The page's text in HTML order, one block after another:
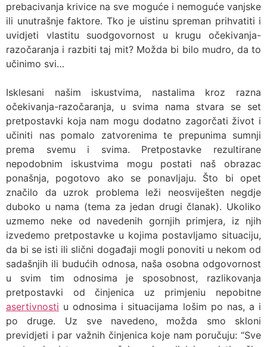
prebacivanja krivice na sve moguće i nemoguće vanjske
ili unutrašnje faktore. Tko je uistinu spreman prihvatiti i
uvidjeti vlastitu suodgovornost u krugu očekivanja-
razočaranja i razbiti taj mit? Možda bi bilo mudro, da to
učinimo svi…
Isklesani našim iskustvima, nastalima kroz razna
očekivanja-razočaranja, u svima nama stvara se set
pretpostavki koja nam mogu dodatno zagorčati život i
učiniti nas pomalo zatvorenima te prepunima sumnji
prema svemu i svima. Pretpostavke rezultirane
nepodobnim iskustvima mogu postati naš obrazac
ponašnja, pogotovo ako se ponavljaju. Što bi opet
značilo da uzrok problema leži neosviješten negdje
duboko u nama (tema za jedan drugi članak). Ukoliko
uzmemo neke od navedenih gornjih primjera, iz njih
izvedemo pretpostavke u kojima postavljamo situaciju,
da bi se isti ili slični događaji mogli ponoviti u nekom od
sadašnjih ili budućih odnosa, naša osobna odgovornost
u svim tim odnosima je sposobnost, razlikovanja
pretpostavki od činjenica uz primjeniu nepobitne
asertivnosti u odnosima i situacijama lošim po nas, a i
po druge. Uz sve navedeno, možda smo skloni
previdjeti i par važnih činjenica koje nam poručuju: “Sve